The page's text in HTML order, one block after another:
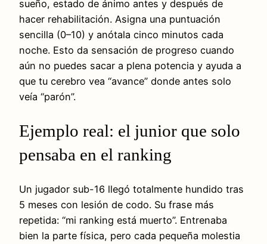
sueño, estado de ánimo antes y después de
hacer rehabilitación. Asigna una puntuación
sencilla (0–10) y anótala cinco minutos cada
noche. Esto da sensación de progreso cuando
aún no puedes sacar a plena potencia y ayuda a
que tu cerebro vea “avance” donde antes solo
veía “parón”.
Ejemplo real: el junior que solo
pensaba en el ranking
Un jugador sub-16 llegó totalmente hundido tras
5 meses con lesión de codo. Su frase más
repetida: “mi ranking está muerto”. Entrenaba
bien la parte física, pero cada pequeña molestia